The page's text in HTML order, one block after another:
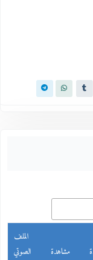
مشاهدة
الملف
الصوتي